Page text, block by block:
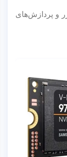
و پردازش‌های